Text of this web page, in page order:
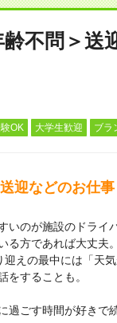
齢不問＞
OK 大学生歓迎 ブラ
などのお仕事
いのが施設のドライ
る方であれば大丈夫
えの最中には「天
をすることも。
過ごす時間が好きで